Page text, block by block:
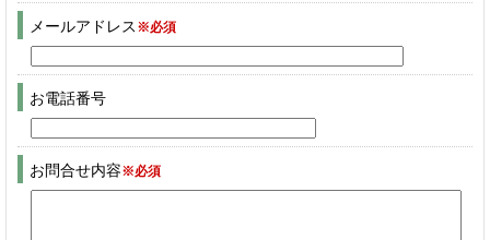
メールアドレス ※必須
お電話番号
お問合せ内容※必須